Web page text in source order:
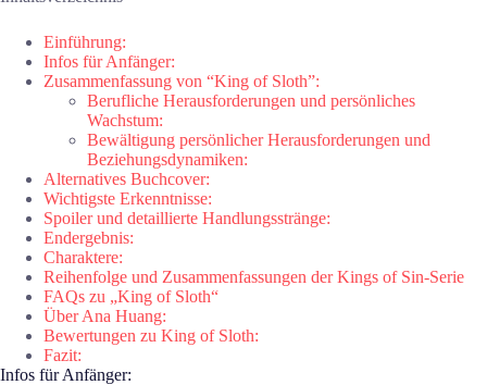
Einführung:
Infos für Anfänger:
Zusammenfassung von “King of Sloth”:
Berufliche Herausforderungen und persönliches
Wachstum:
Bewältigung persönlicher Herausforderungen und
Beziehungsdynamiken:
Alternatives Buchcover:
Wichtigste Erkenntnisse:
Spoiler und detaillierte Handlungsstränge:
Endergebnis:
Charaktere:
Reihenfolge und Zusammenfassungen der Kings of Sin-Serie
FAQs zu „King of Sloth“
Über Ana Huang:
Bewertungen zu King of Sloth:
Fazit:
Infos für Anfänger: